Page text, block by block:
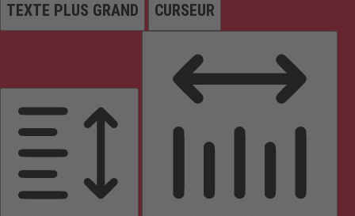
TEXTE PLUS GRAND CURSEUR